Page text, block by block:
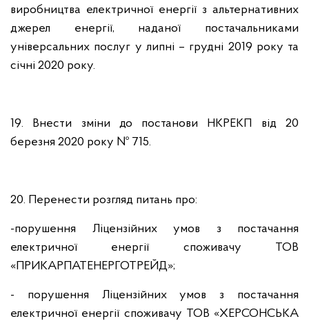
виробництва електричної енергії з альтернативних
джерел енергії, наданої постачальниками
універсальних послуг у липні – грудні 2019 року та
січні 2020 року.
19. Внести зміни до постанови НКРЕКП від 20
березня 2020 року № 715.
20. Перенести розгляд питань про:
-порушення Ліцензійних умов з постачання
електричної енергії споживачу ТОВ
«ПРИКАРПАТЕНЕРГОТРЕЙД»;
- порушення Ліцензійних умов з постачання
електричної енергії споживачу ТОВ «ХЕРСОНСЬКА